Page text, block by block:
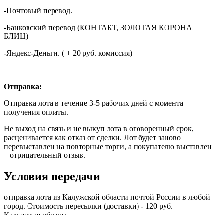
-Почтовый перевод.
-Банковский перевод (КОНТАКТ, ЗОЛОТАЯ КОРОНА,
БЛИЦ)
-Яндекс-Деньги. ( + 20 руб. комиссия)
Отправка:
Отправка лота в течение 3-5 рабочих дней с момента
получения оплаты.
Не выход на связь и не выкуп лота в оговоренный срок,
расценивается как отказ от сделки. Лот будет заново
перевыставлен на повторные торги, а покупателю выставлен
– отрицательный отзыв.
Условия передачи
отправка лота из Калужской области почтой России в любой
город. Стоимость пересылки (доставки) - 120 руб.